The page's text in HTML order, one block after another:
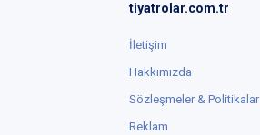
tiyatrolar.com.tr
İletişim
Hakkımızda
Sözleşmeler & Politikalar
Reklam